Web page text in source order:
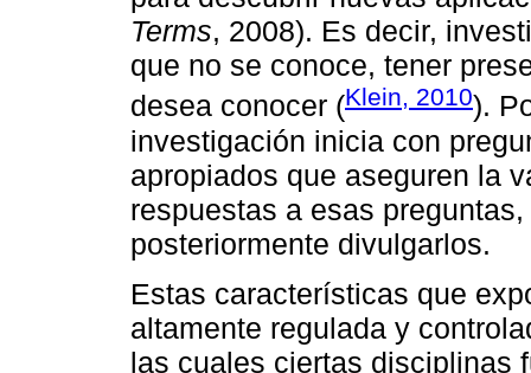
Terms, 2008). Es decir,
que no se conoce, tener
desea conocer (Klein, 2010).
investigación inicia con
apropiados que aseguren la
respuestas a esas
posteriormente divulgarlos.
Estas características que
altamente regulada y
las cuales ciertas disciplinas